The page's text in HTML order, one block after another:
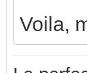
Voila,